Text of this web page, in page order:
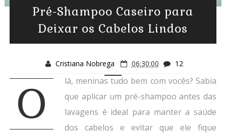
Pré-Shampoo Caseiro para
Deixar os Cabelos Lindos
Cristiana Nobrega 06:30:00 12
O
lá, meninas tudo bem com vocês? Sabia
que aplicar um pré-shampoo antes das
lavagens é ideal para manter a saúde
dos cabelos e evitar que ele fique